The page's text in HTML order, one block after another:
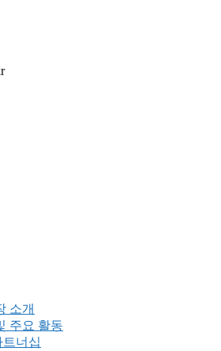
중국과 경제·문화 예술 교류,전시·박
국제기구 활동
소개
주요 활동
너십